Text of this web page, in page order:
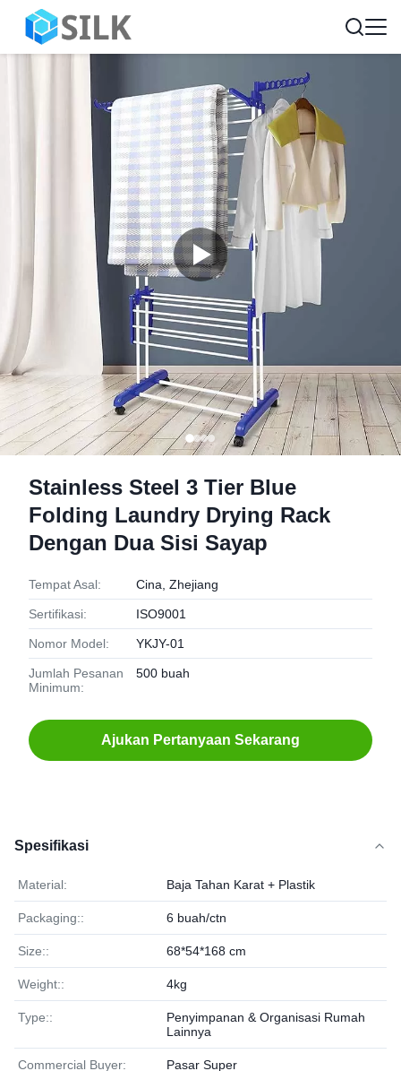
Stainless Steel 3 Tier Blue
Folding Laundry Drying Rack
Dengan Dua Sisi Sayap
Tempat Asal: Cina, Zhejiang
Sertifikasi: ISO9001
Nomor Model: YKJY-01
Jumlah Pesanan
Minimum:
500 buah
Ajukan Pertanyaan Sekarang
Spesifikasi
Material: Baja Tahan Karat + Plastik
Packaging:: 6 buah/ctn
Size:: 68*54*168 cm
Weight:: 4kg
Type::
Penyimpanan & Organisasi Rumah
Lainnya
Commercial Buyer: Pasar Super